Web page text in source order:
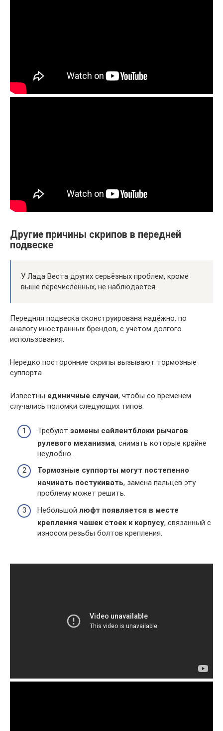
Другие причины скрипов в передней
подвеске
У Лада Веста других серьёзных проблем, кроме
выше перечисленных, не наблюдается.
Передняя подвеска сконструирована надёжно, по
аналогу иностранных брендов, с учётом долгого
использования.
Нередко посторонние скрипы вызывают тормозные
суппорта.
Известны единичные случаи, чтобы со временем
случались поломки следующих типов:
Требуют замены сайлентблоки рычагов
рулевого механизма, снимать которые крайне
неудобно.
Тормозные суппорты могут постепенно
начинать постукивать, замена пальцев эту
проблему может решить.
Небольшой люфт появляется в месте
крепления чашек стоек к корпусу, связанный с
износом резьбы болтов крепления.